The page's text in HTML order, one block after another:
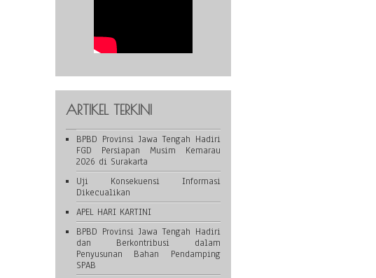
ARTIKEL TERKINI
BPBD Provinsi Jawa Tengah Hadiri
FGD Persiapan Musim Kemarau
2026 di Surakarta
Uji Konsekuensi Informasi
Dikecualikan
APEL HARI KARTINI
BPBD Provinsi Jawa Tengah Hadiri
dan Berkontribusi dalam
Penyusunan Bahan Pendamping
SPAB